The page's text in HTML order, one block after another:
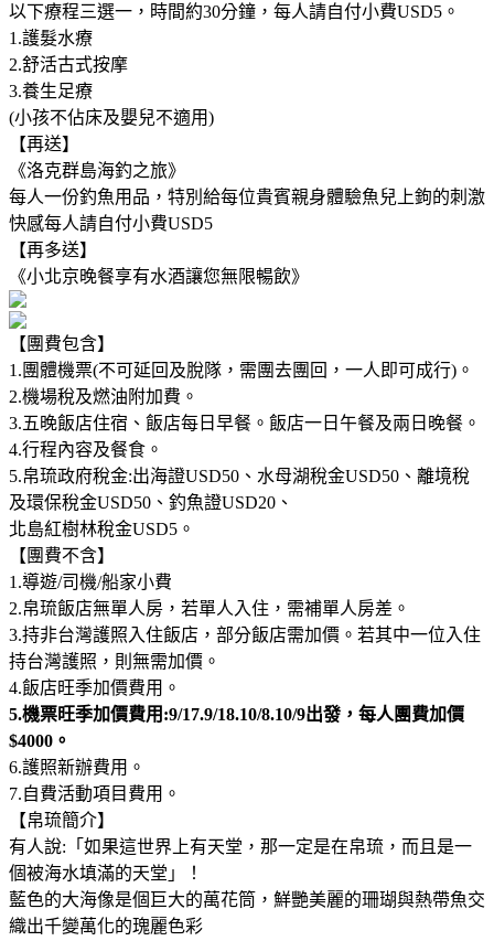
以下療程三選一，時間約30分鐘，每人請自付小費USD5。
1.護髮水療
2.舒活古式按摩
3.養生足療
(小孩不佔床及嬰兒不適用)
【再送】
《洛克群島海釣之旅》
每人一份釣魚用品，特別給每位貴賓親身體驗魚兒上鉤的刺激
快感每人請自付小費USD5
【再多送】
《小北京晚餐享有水酒讓您無限暢飲》
【團費包含】
1.團體機票(不可延回及脫隊，需團去團回，一人即可成行)。
2.機場稅及燃油附加費。
3.五晚飯店住宿、飯店每日早餐。飯店一日午餐及兩日晚餐。
4.行程內容及餐食。
5.帛琉政府稅金:出海證USD50、水母湖稅金USD50、離境稅
及環保稅金USD50、釣魚證USD20、
北島紅樹林稅金USD5。
【團費不含】
1.導遊/司機/船家小費
2.帛琉飯店無單人房，若單人入住，需補單人房差。
3.持非台灣護照入住飯店，部分飯店需加價。若其中一位入住
持台灣護照，則無需加價。
4.飯店旺季加價費用。
5.機票旺季加價費用:9/17.9/18.10/8.10/9出發，每人團費加價
$4000。
6.護照新辦費用。
7.自費活動項目費用。
【帛琉簡介】
有人說:「如果這世界上有天堂，那一定是在帛琉，而且是一
個被海水填滿的天堂」！
藍色的大海像是個巨大的萬花筒，鮮艷美麗的珊瑚與熱帶魚交
織出千變萬化的瑰麗色彩